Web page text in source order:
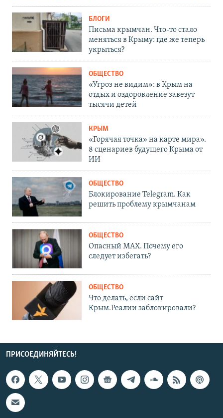
БЛОГИ
Письма крымчан. Что-то стало
меняться в Крыму: где же теперь
укрыться?
ОБЩЕСТВО
«Угроз не видим»: в Крым на
отдых и оздоровление завезут
тысячи детей
КРЫМ
«Горячая точка» на карте мира».
8 сценариев будущего Крыма от
ИИ
ОБЩЕСТВО
Блокирование Telegram. Как
решить проблему крымчанам
ОБЩЕСТВО
Опасный MAX. Почему его
следует избегать?
ОБЩЕСТВО
Что делать, если сайт
Крым.Реалии заблокировали?
ПРИСОЕДИНЯЙТЕСЬ!